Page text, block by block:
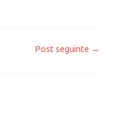
Post seguinte →